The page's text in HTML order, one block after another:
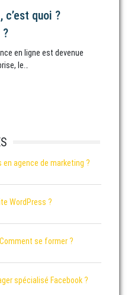
quoi ?
en ligne est devenue
le…
agence de marketing ?
WordPress ?
se former ?
spécialisé Facebook ?